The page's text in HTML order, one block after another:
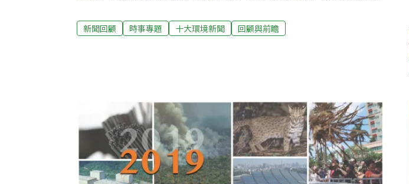
傳出野火、乾旱、熱傷害等災情。觀測報告指出，自人類開始記錄地球溫
度以來，2021年7月打破長達142年的紀錄，寫下史上最熱的一個月。科學
新聞回顧 時事專題 十大環境新聞 回顧與前瞻